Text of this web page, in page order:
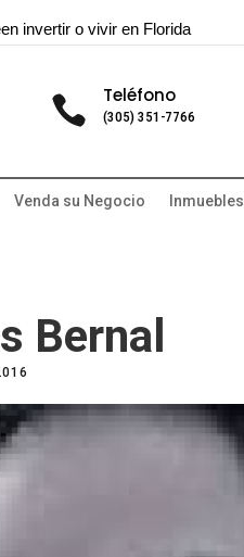
invertir o vivir en Florida
 Teléfono
(305) 351-7766
Venda su Negocio Inmuebles
Bernal